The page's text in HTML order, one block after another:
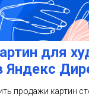
для
Яндекс
продажи картин